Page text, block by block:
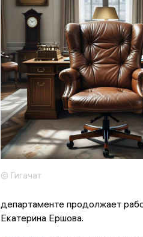
© Гигачат
департаменте продолжает
Екатерина Ершова.